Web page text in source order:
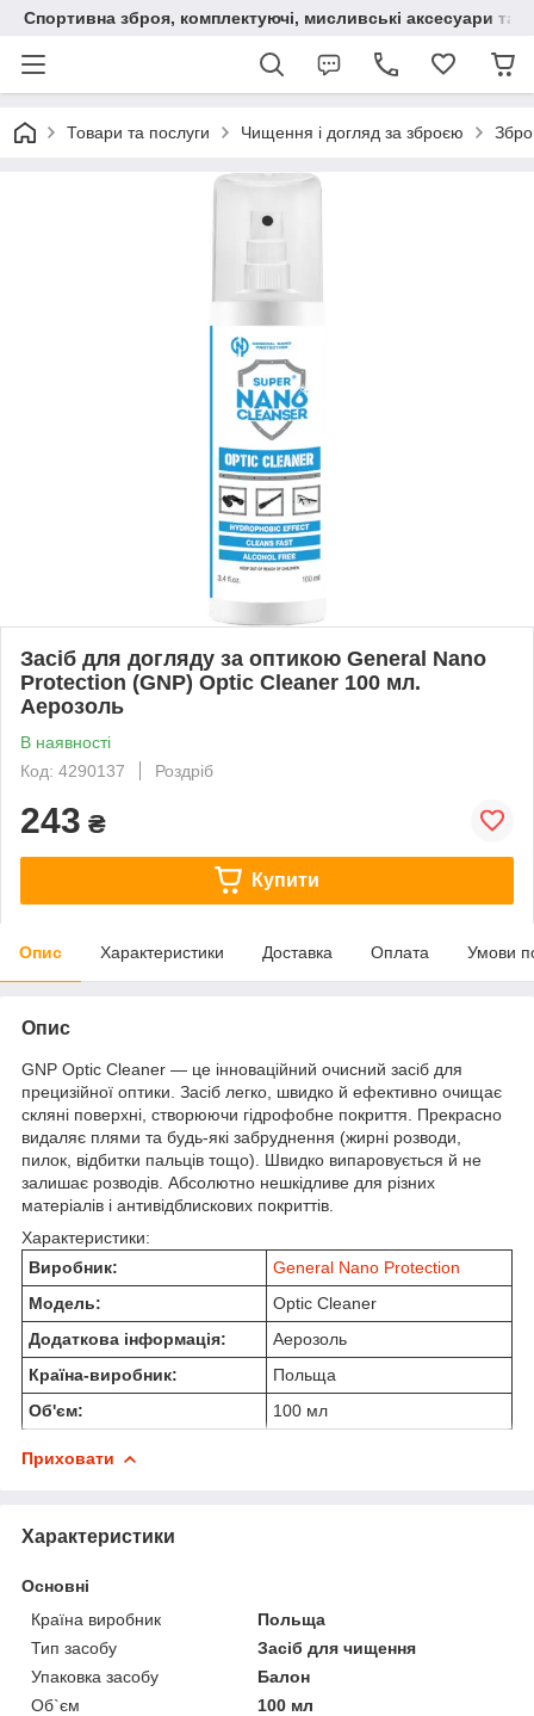
Спортивна зброя, комплектуючі, мисливські аксесуари та
Товари та послуги Чищення і догляд за зброєю
Засіб для догляду за оптикою General Nano
Protection (GNP) Optic Cleaner 100 мл.
Аерозоль
В наявності
Код: 4290137
Роздріб
243 ₴
Купити
Опис Характеристики Доставка Оплата Умови
Опис
GNP Optic Cleaner — це інноваційний очисний засіб для
прецизійної оптики. Засіб легко, швидко й ефективно очищає
скляні поверхні, створюючи гідрофобне покриття. Прекрасно
видаляє плями та будь-які забруднення (жирні розводи,
пилок, відбитки пальців тощо). Швидко випаровується й не
залишає розводів. Абсолютно нешкідливе для різних
матеріалів і антивідблискових покриттів.
Характеристики:
Виробник:
General Nano Protection
Модель:
Optic Cleaner
Додаткова інформація:
Аерозоль
Країна-виробник:
Польща
Об'єм:
100 мл
Приховати
Характеристики
Основні
Країна виробник
Польща
Тип засобу
Засіб для чищення
Упаковка засобу
Балон
Об`єм
100 мл